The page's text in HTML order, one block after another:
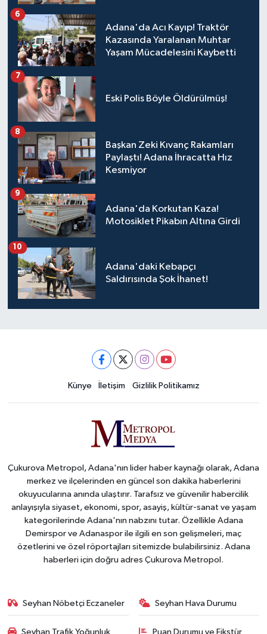
Adana'da Acı Kayıp! Traktör
Kazasında Yaralanan Muhtar
Yaşam Mücadelesini Kaybetti
6
Eski Polis Böyle Öldürülmüş!
7
Başkan Zeki Kıvanç Rakamları
Paylaştı! Adana İhracatta Hız
Kesmiyor
8
Adana'da Korkutan Kaza!
Motosiklet Pikabın Altına Girdi
9
Adana'daki Kebapçı
Saldırısında Şok İhanet!
10
Künye İletişim Gizlilik Politikamız
Çukurova Metropol, Adana'nın lider haber kaynağı olarak, Adana
merkez ve ilçelerinden en güncel son dakika haberlerini
okuyucularına anında ulaştırır. Tarafsız ve güvenilir habercilik
anlayışıyla siyaset, ekonomi, spor, asayiş, kültür-sanat ve yaşam
kategorilerinde Adana'nın nabzını tutar. Özellikle Adana
Demirspor ve Adanaspor ile ilgili en son gelişmeleri, maç
özetlerini ve özel röportajları sitemizde bulabilirsiniz. Adana
haberleri için doğru adres Çukurova Metropol.
Seyhan Nöbetçi Eczaneler Seyhan Hava Durumu
Seyhan Trafik Yoğunluk Puan Durumu ve Fikstür